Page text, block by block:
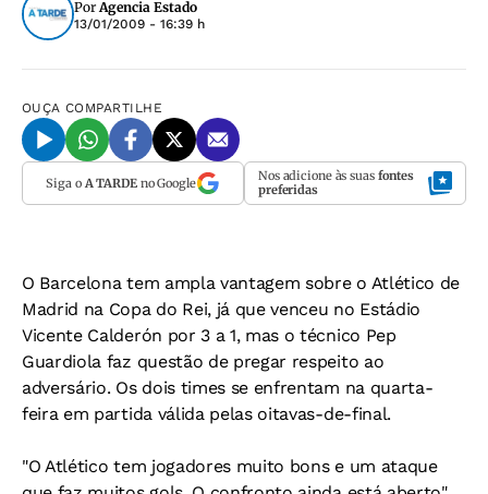
PorAgencia Estado
13/01/2009 - 16:39 h
OUÇA COMPARTILHE
Siga o A TARDEno Google Nos adicione às suas fontes
preferidas
O Barcelona tem ampla vantagem sobre o Atlético de
Madrid na Copa do Rei, já que venceu no Estádio
Vicente Calderón por 3 a 1, mas o técnico Pep
Guardiola faz questão de pregar respeito ao
adversário. Os dois times se enfrentam na quarta-
feira em partida válida pelas oitavas-de-final.
"O Atlético tem jogadores muito bons e um ataque